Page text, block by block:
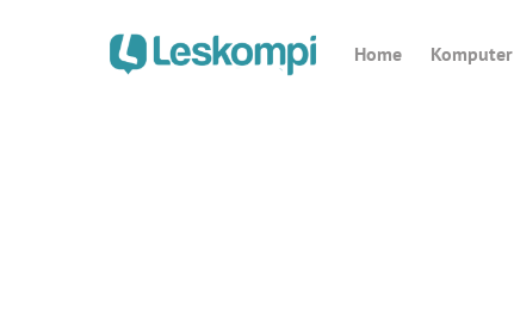
Home Komputer